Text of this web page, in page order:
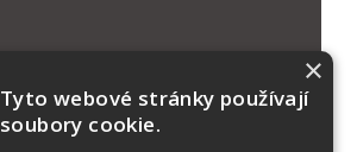
×
Tyto webové stránky používají
soubory cookie.